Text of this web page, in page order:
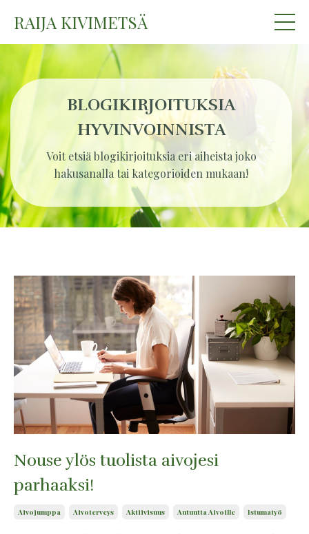
RAIJA KIVIMETSÄ
BLOGIKIRJOITUKSIA
HYVINVOINNISTA
Voit etsiä blogikirjoituksia eri aiheista joko
hakusanalla tai kategorioiden mukaan!
Nouse ylös tuolista aivojesi
parhaaksi!
Aivojumppa Aivoterveys Aktiivisuus Autuutta Aivoille Istumatyö